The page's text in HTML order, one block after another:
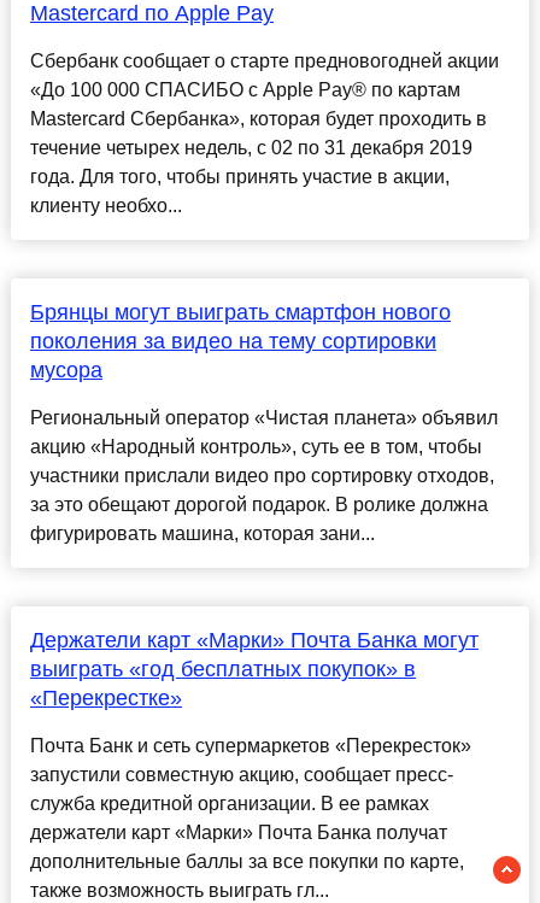
Mastercard по Apple Pay
Сбербанк сообщает о старте предновогодней акции
«До 100 000 СПАСИБО с Apple Pay® по картам
Mastercard Сбербанка», которая будет проходить в
течение четырех недель, с 02 по 31 декабря 2019
года. Для того, чтобы принять участие в акции,
клиенту необхо...
Брянцы могут выиграть смартфон нового
поколения за видео на тему сортировки
мусора
Региональный оператор «Чистая планета» объявил
акцию «Народный контроль», суть ее в том, чтобы
участники прислали видео про сортировку отходов,
за это обещают дорогой подарок. В ролике должна
фигурировать машина, которая зани...
​Держатели карт «Марки» Почта Банка могут
выиграть «год бесплатных покупок» в
«Перекрестке»
Почта Банк и сеть супермаркетов «Перекресток»
запустили совместную акцию, сообщает пресс-
служба кредитной организации. В ее рамках
держатели карт «Марки» Почта Банка получат
дополнительные баллы за все покупки по карте,
также возможность выиграть гл...